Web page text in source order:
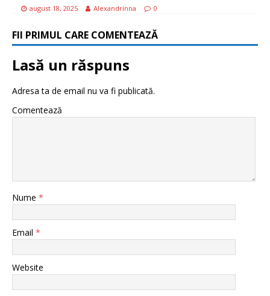
august 18, 2025 Alexandrinna 0
FII PRIMUL CARE COMENTEAZĂ
Lasă un răspuns
Adresa ta de email nu va fi publicată.
Comentează
Nume *
Email *
Website